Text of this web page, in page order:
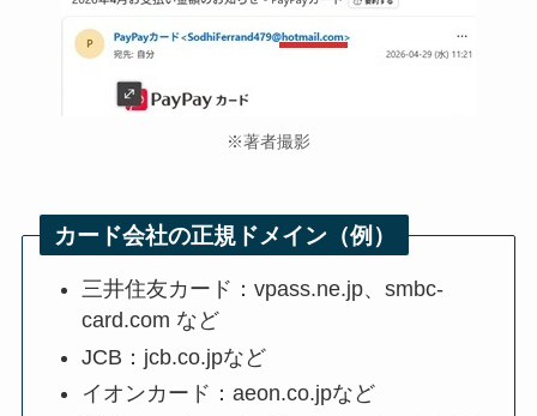
※著者撮影
カード会社の正規ドメイン（例）
三井住友カード：vpass.ne.jp、smbc-
card.com など
JCB：jcb.co.jpなど
イオンカード：aeon.co.jpなど